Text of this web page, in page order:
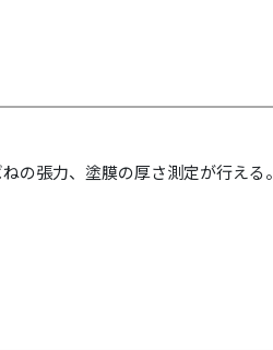
の張力、塗膜の厚さ測定が行える。